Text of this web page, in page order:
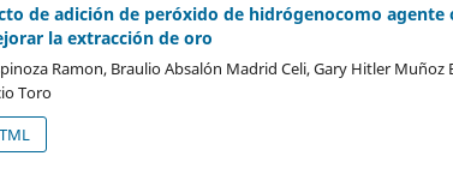
de adición de peróxido de hidrógenocomo
la extracción de oro
Ramon, Braulio Absalón Madrid Celi, Gary Hitler Muñoz
Toro